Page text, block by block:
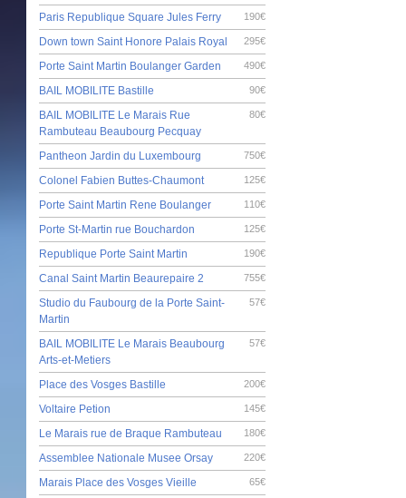
190€
Paris Republique Square Jules Ferry
295€
Down town Saint Honore Palais Royal
490€
Porte Saint Martin Boulanger Garden
90€
BAIL MOBILITE Bastille
80€
BAIL MOBILITE Le Marais Rue
Rambuteau Beaubourg Pecquay
750€
Pantheon Jardin du Luxembourg
125€
Colonel Fabien Buttes-Chaumont
110€
Porte Saint Martin Rene Boulanger
125€
Porte St-Martin rue Bouchardon
190€
Republique Porte Saint Martin
755€
Canal Saint Martin Beaurepaire 2
57€
Studio du Faubourg de la Porte Saint-
Martin
57€
BAIL MOBILITE Le Marais Beaubourg
Arts-et-Metiers
200€
Place des Vosges Bastille
145€
Voltaire Petion
180€
Le Marais rue de Braque Rambuteau
220€
Assemblee Nationale Musee Orsay
65€
Marais Place des Vosges Vieille